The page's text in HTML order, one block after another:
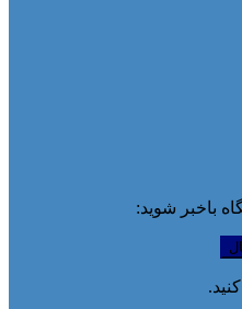
باخبر شوید: